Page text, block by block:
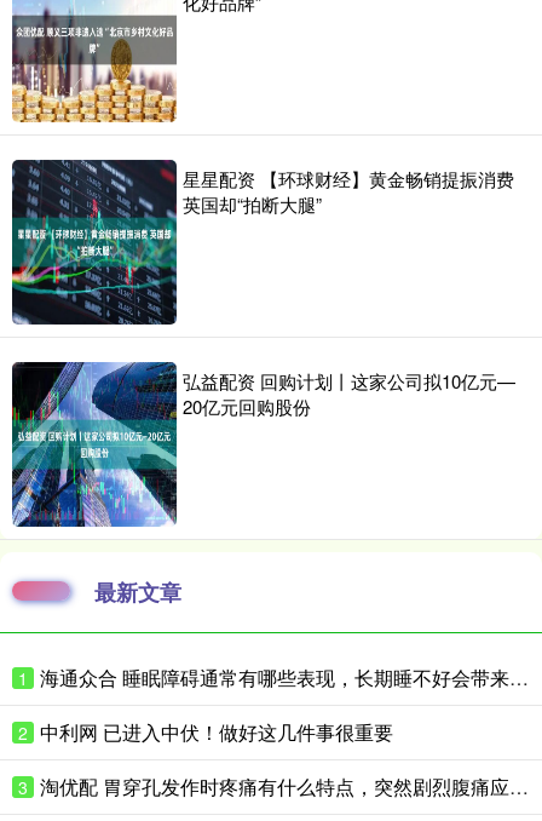
星星配资 【环球财经】黄金畅销提振消费
英国却“拍断大腿”
弘益配资 回购计划丨这家公司拟10亿元—
20亿元回购股份
最新文章
1 海通众合 睡眠障碍通常有哪些表现，长期睡不好会带来什么影响
2 中利网 已进入中伏！做好这几件事很重要
3 淘优配 胃穿孔发作时疼痛有什么特点，突然剧烈腹痛应如何紧急处理